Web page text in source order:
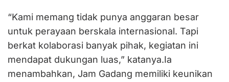
“Kami memang tidak punya anggaran besar
untuk perayaan berskala internasional. Tapi
berkat kolaborasi banyak pihak, kegiatan ini
mendapat dukungan luas,” katanya.Ia
menambahkan, Jam Gadang memiliki keunikan